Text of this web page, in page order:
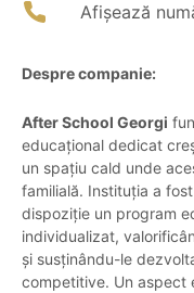
Afișează
Despre companie:
After School Georgi
educațional dedicat
un spațiu cald unde
familială. Instituția a
dispoziție un program
individualizat,
și susținându-le
competitive. Un aspect